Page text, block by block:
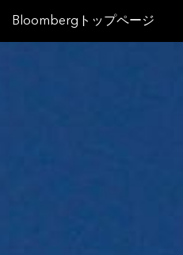
Bloombergトップページ